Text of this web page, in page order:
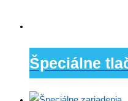
Špeciálne